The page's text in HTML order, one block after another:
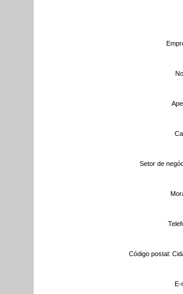
Setor de
Código postal:
E-